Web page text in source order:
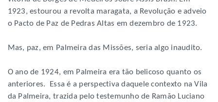
1923, estourou a revolta maragata, a Revolução e adveio
o Pacto de Paz de Pedras Altas em dezembro de 1923.
Mas, paz, em Palmeira das Missões, seria algo inaudito.
O ano de 1924, em Palmeira era tão belicoso quanto os
anteriores. Essa é a perspectiva daquele contexto na Vila
da Palmeira, trazida pelo testemunho de Ramão Luciano